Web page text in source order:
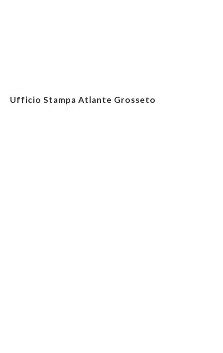
Ufficio Stampa Atlante Grosseto